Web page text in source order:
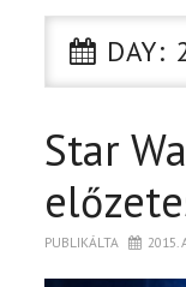
CIKK
PÓLÓ RENDELÉS
DAY:
Star
PUBLIKÁLTA 2015.